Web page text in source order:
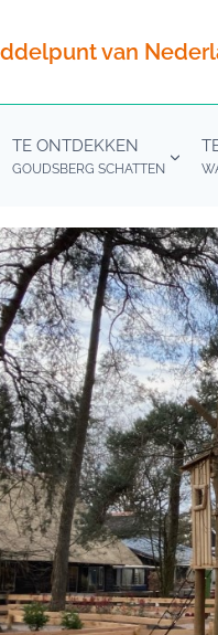
van
TE ONTDEKKEN
GOUDSBERG SCHATTEN